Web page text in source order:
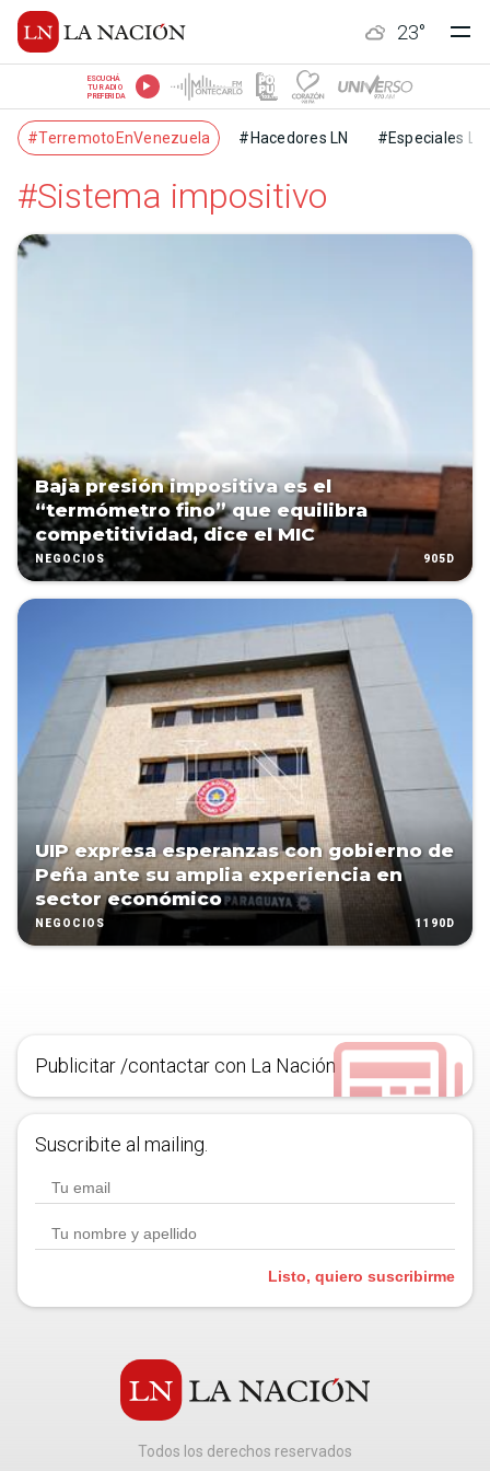
23°
ESCUCHÁ
TU RADIO
PREFERIDA
#TerremotoEnVenezuela #Hacedores LN #Especiales LN
#Sistema impositivo
Baja presión impositiva es el
“termómetro fino” que equilibra
competitividad, dice el MIC
NEGOCIOS 905D
UIP expresa esperanzas con gobierno de
Peña ante su amplia experiencia en
sector económico
NEGOCIOS 1190D
Publicitar /contactar con La Nación
Suscribite al mailing.
Listo, quiero suscribirme
Todos los derechos reservados